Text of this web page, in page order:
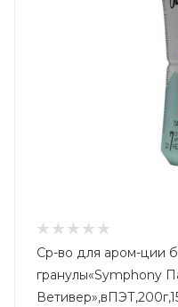
Ср-во для аром-ции
гранулы«Symphony